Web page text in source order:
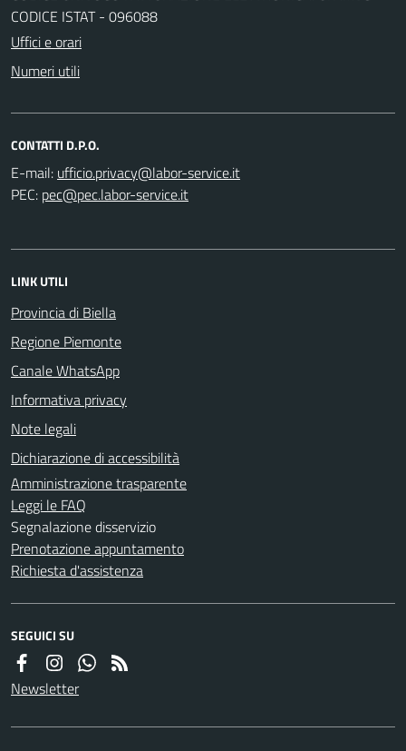
CODICE ISTAT - 096088
Uffici e orari
Numeri utili
CONTATTI D.P.O.
E-mail:
PEC:
LINK UTILI
Provincia di Biella
Regione Piemonte
Canale WhatsApp
Informativa privacy
Note legali
Dichiarazione di accessibilità
Amministrazione trasparente
Leggi le FAQ
Segnalazione disservizio
Prenotazione appuntamento
Richiesta d'assistenza
SEGUICI SU
Newsletter